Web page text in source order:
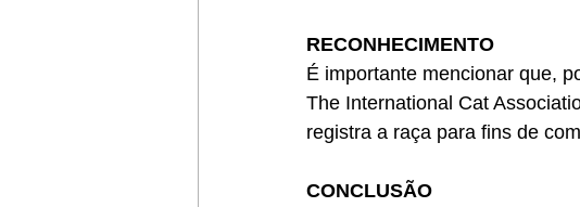
RECONHECIMENTO
É importante mencionar que,
The International Cat
registra a raça para fins de
CONCLUSÃO